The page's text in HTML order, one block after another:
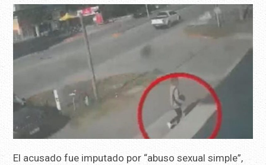
El acusado fue imputado por “abuso sexual simple”,